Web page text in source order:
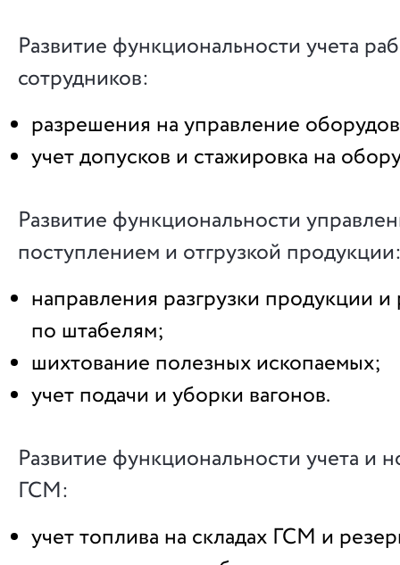
Развитие функциональности учета
сотрудников:
разрешения на управление
учет допусков и стажировка на
Развитие функциональности
поступлением и отгрузкой
направления разгрузки продукции
по штабелям;
шихтование полезных ископаемых;
учет подачи и уборки вагонов.
Развитие функциональности учета и
ГСМ:
учет топлива на складах ГСМ и